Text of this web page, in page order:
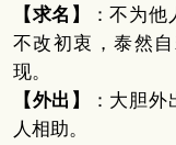
【求名】
：不为
不改初衷，泰然
现。
【外出】
：大胆
人相助。